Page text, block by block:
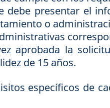
debe presentar el
o
aprobada la
de 15 años.
específicos de